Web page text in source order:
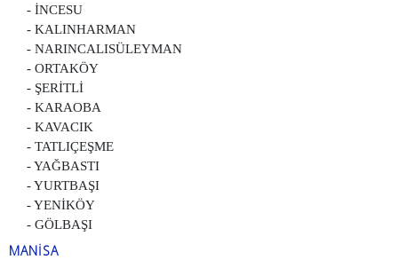
- İNCESU
- KALINHARMAN
- NARINCALISÜLEYMAN
- ORTAKÖY
- ŞERİTLİ
- KARAOBA
- KAVACIK
- TATLIÇEŞME
- YAĞBASTI
- YURTBAŞI
- YENİKÖY
- GÖLBAŞI
MANİSA